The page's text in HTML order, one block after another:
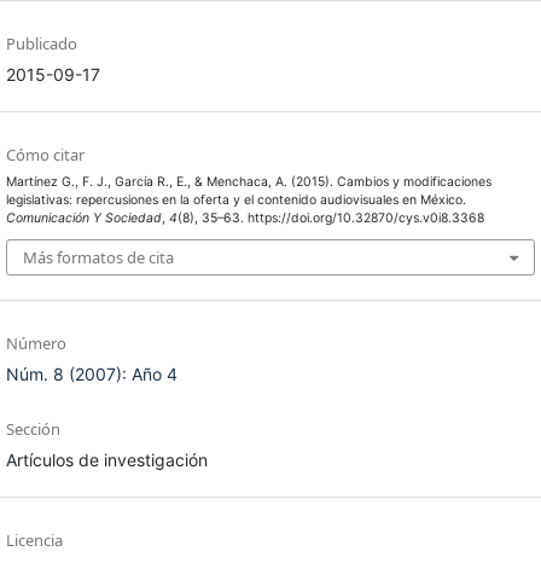
Publicado
2015-09-17
Cómo citar
Martínez G., F. J., García R., E., & Menchaca, A. (2015). Cambios y modificaciones
legislativas: repercusiones en la oferta y el contenido audiovisuales en México.
Comunicación Y Sociedad, 4(8), 35–63. https://doi.org/10.32870/cys.v0i8.3368
Más formatos de cita
Número
Núm. 8 (2007): Año 4
Sección
Artículos de investigación
Licencia